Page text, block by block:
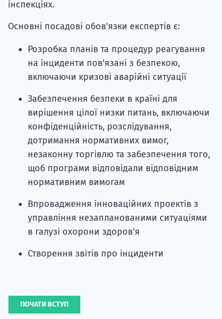
інспекціях.
Основні посадові обов'язки експертів є:
Розробка планів та процедур реагування
на інциденти пов'язані з безпекою,
включаючи кризові аварійні ситуації
Забезпечення безпеки в країні для
вирішення цілої низки питань, включаючи
конфіденційність, розслідування,
дотримання нормативних вимог,
незаконну торгівлю та забезпечення того,
щоб програми відповідали відповідним
нормативним вимогам
Впровадження інноваційних проектів з
управління незапланованими ситуаціями
в галузі охорони здоров'я
Створення звітів про інциденти
ПОЧАТИ ВСТУП